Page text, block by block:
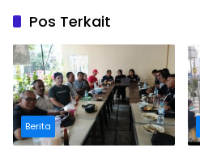
Pos Terkait
Berita